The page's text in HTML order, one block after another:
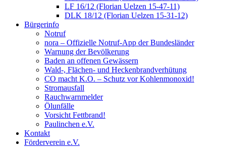
LF 16/12 (Florian Uelzen 15-47-11)
DLK 18/12 (Florian Uelzen 15-31-12)
Bürgerinfo
Notruf
nora – Offizielle Notruf-App der Bundesländer
Warnung der Bevölkerung
Baden an offenen Gewässern
Wald-, Flächen- und Heckenbrandverhütung
CO macht K.O. – Schutz vor Kohlenmonoxid!
Stromausfall
Rauchwarnmelder
Ölunfälle
Vorsicht Fettbrand!
Paulinchen e.V.
Kontakt
Förderverein e.V.